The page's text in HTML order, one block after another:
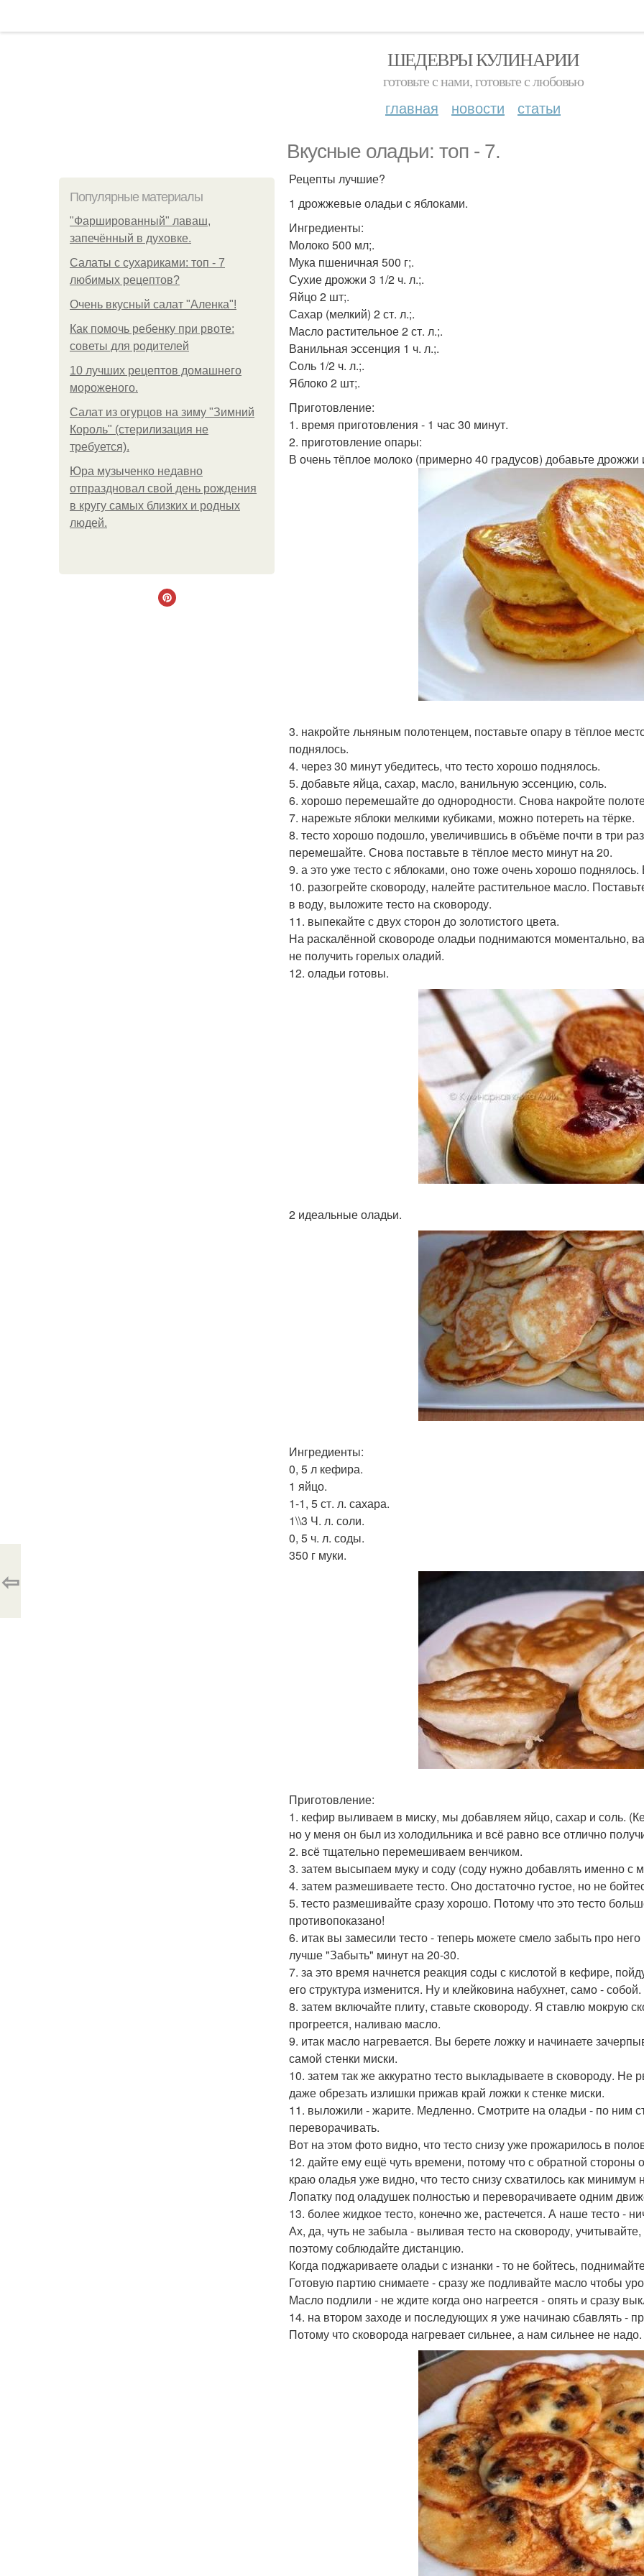
ШЕДЕВРЫ КУЛИНАРИИ
готовьте с нами, готовьте с любовью
главная новости статьи
Вкусные оладьи: топ - 7.
Популярные материалы
"Фаршированный" лаваш,
запечённый в духовке.
Салаты с сухариками: топ - 7
любимых рецептов?
Очень вкусный салат "Аленка"!
Как помочь ребенку при рвоте:
советы для родителей
10 лучших рецептов домашнего
мороженого.
Салат из огурцов на зиму "Зимний
Король" (стерилизация не
требуется).
Юра музыченко недавно
отпраздновал свой день рождения
в кругу самых близких и родных
людей.
Рецепты лучшие?
1 дрожжевые оладьи с яблоками.
Ингредиенты:
Молоко 500 мл;.
Мука пшеничная 500 г;.
Сухие дрожжи 3 1/2 ч. л.;.
Яйцо 2 шт;.
Сахар (мелкий) 2 ст. л.;.
Масло растительное 2 ст. л.;.
Ванильная эссенция 1 ч. л.;.
Соль 1/2 ч. л.;.
Яблоко 2 шт;.
Приготовление:
1. время приготовления - 1 час 30 минут.
2. приготовление опары:
В очень тёплое молоко (примерно 40 градусов) добавьте
3. накройте льняным полотенцем, поставьте опару в тёплое
поднялось.
4. через 30 минут убедитесь, что тесто хорошо поднялось.
5. добавьте яйца, сахар, масло, ванильную эссенцию, соль.
6. хорошо перемешайте до однородности. Снова накройте
7. нарежьте яблоки мелкими кубиками, можно потереть на тёрке.
8. тесто хорошо подошло, увеличившись в объёме почти в три
перемешайте. Снова поставьте в тёплое место минут на 20.
9. а это уже тесто с яблоками, оно тоже очень хорошо
10. разогрейте сковороду, налейте растительное масло.
в воду, выложите тесто на сковороду.
11. выпекайте с двух сторон до золотистого цвета.
На раскалённой сковороде оладьи поднимаются моментально,
не получить горелых оладий.
12. оладьи готовы.
2 идеальные оладьи.
Ингредиенты:
0, 5 л кефира.
1 яйцо.
1-1, 5 ст. л. сахара.
1\\3 Ч. л. соли.
0, 5 ч. л. соды.
350 г муки.
Приготовление:
1. кефир выливаем в миску, мы добавляем яйцо, сахар и соль.
но у меня он был из холодильника и всё равно все отлично
2. всё тщательно перемешиваем венчиком.
3. затем высыпаем муку и соду (соду нужно добавлять именно с
4. затем размешиваете тесто. Оно достаточно густое, но не
5. тесто размешивайте сразу хорошо. Потому что это тесто
противопоказано!
6. итак вы замесили тесто - теперь можете смело забыть про
лучше "Забыть" минут на 20-30.
7. за это время начнется реакция соды с кислотой в кефире,
его структура изменится. Ну и клейковина набухнет, само - собой.
8. затем включайте плиту, ставьте сковороду. Я ставлю мокрую
прогреется, наливаю масло.
9. итак масло нагревается. Вы берете ложку и начинаете
самой стенки миски.
10. затем так же аккуратно тесто выкладываете в сковороду. Не
даже обрезать излишки прижав край ложки к стенке миски.
11. выложили - жарите. Медленно. Смотрите на оладьи - по ним
переворачивать.
Вот на этом фото видно, что тесто снизу уже прожарилось в
12. дайте ему ещё чуть времени, потому что с обратной
краю оладья уже видно, что тесто снизу схватилось как
Лопатку под оладушек полностью и переворачиваете одним
13. более жидкое тесто, конечно же, растечется. А наше тесто -
Ах, да, чуть не забыла - выливая тесто на сковороду,
поэтому соблюдайте дистанцию.
Когда поджариваете оладьи с изнанки - то не бойтесь,
Готовую партию снимаете - сразу же подливайте масло чтобы
Масло подлили - не ждите когда оно нагреется - опять и сразу
14. на втором заходе и последующих я уже начинаю сбавлять -
Потому что сковорода нагревает сильнее, а нам сильнее не надо.
⇦